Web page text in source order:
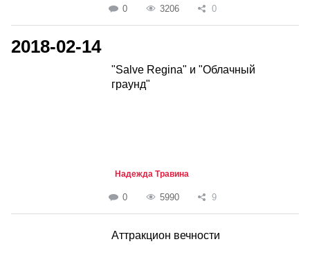
0 3206 0
2018-02-14
"Salve Regina" и "Облачный
граунд"
Надежда Травина
0 5990 9
Аттракцион вечности